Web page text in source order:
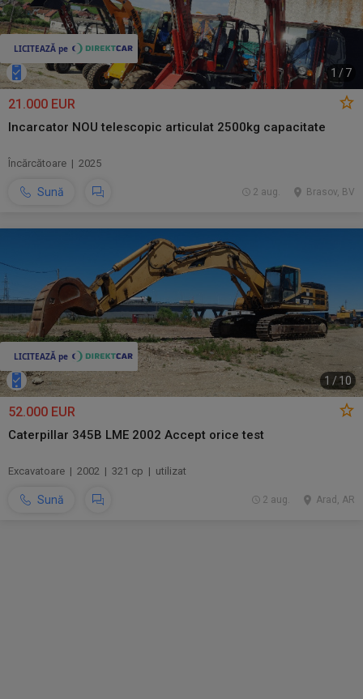
1 / 7
21.000 EUR
Incarcator NOU telescopic articulat 2500kg capacitate
Încărcătoare | 2025
Sună Brasov, BV
2 aug.
1 /10
52.000 EUR
Caterpillar 345B LME 2002 Accept orice test
Excavatoare | 2002 | 321 cp | utilizat
Sună Arad, AR
2 aug.